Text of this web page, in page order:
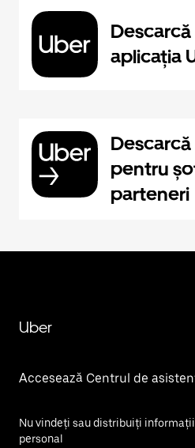
Descarcă
aplicația
pentru
parteneri
Uber
Accesează Centrul de
Nu vindeți sau distribuiți
personal